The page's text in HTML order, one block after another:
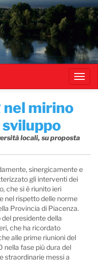
nel mirino
sviluppo
locali, su proposta
sinergicamente e
gli interventi dei
che si è riunito ieri
nel rispetto delle norme
Provincia di Piacenza.
del presidente della
che ha ricordato
alle prime riunioni del
nella fase più dura del
straordinarie messi a